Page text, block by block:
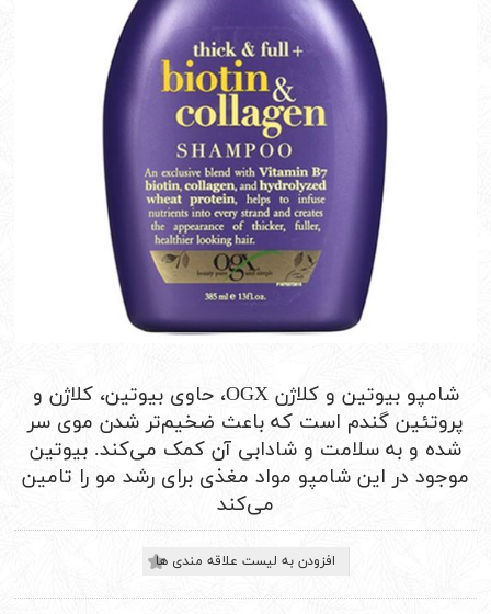
شامپو بیوتین و کلاژن OGX، حاوی بیوتین، کلاژن و
پروتئین گندم است که باعث ضخیم‌تر شدن موی سر
شده و به سلامت و شادابی آن کمک می‌کند. بیوتین
موجود در این شامپو مواد مغذی برای رشد مو را تامین
می‌کند
افزودن به لیست علاقه مندی ها